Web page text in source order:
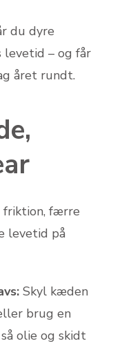
du dyre
levetid – og får
året rundt.
friktion, færre
levetid på
Skyl kæden
brug en
olie og skidt